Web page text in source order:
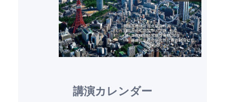
講演カレンダー